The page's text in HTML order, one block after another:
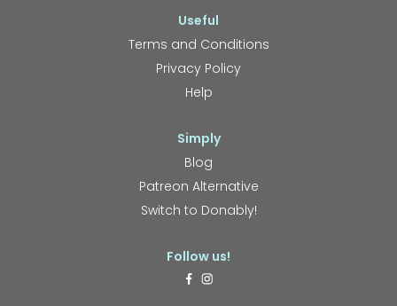
Useful
Terms and Conditions
Privacy Policy
Help
Simply
Blog
Patreon Alternative
Switch to Donably!
Follow us!